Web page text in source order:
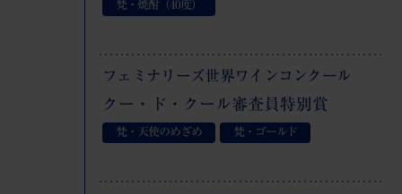
梵・焼酎（40度）
フェミナリーズ世界ワインコンクール
クー・ド・クール審査員特別賞
梵・天使のめざめ 梵・ゴールド